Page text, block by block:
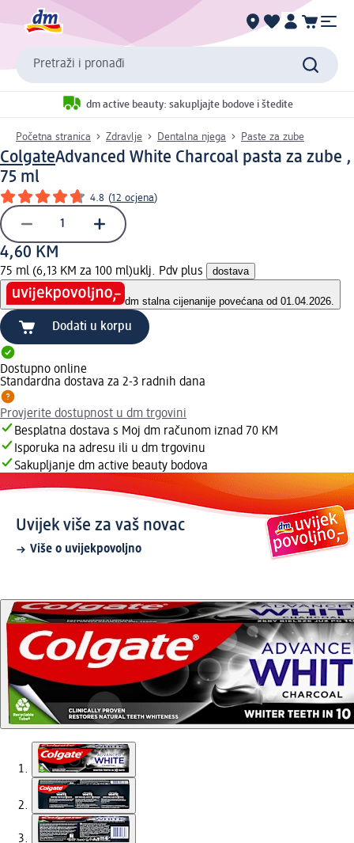
Pretraži i pronađi
dm active beauty: sakupljajte bodove i štedite
Početna stranica Zdravlje Dentalna njega Paste za zube
ColgateAdvanced White Charcoal pasta za zube ,
75 ml
4.8 (12 ocjena)
4,60 KM
75 ml (6,13 KM za 100 ml)uklj. Pdv plus dostava
dm stalna cijenanije povećana od 01.04.2026.
Dodati u korpu
Dostupno online
Standardna dostava za 2-3 radnih dana
Provjerite dostupnost u dm trgovini
Besplatna dostava s Moj dm računom iznad 70 KM
Isporuka na adresu ili u dm trgovinu
Sakupljanje dm active beauty bodova
Uvijek više za vaš novac
Više o uvijekpovoljno